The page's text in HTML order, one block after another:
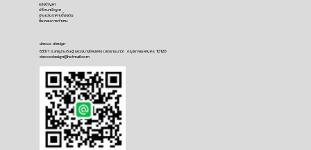
​แจ้งปัญหา
ปรึกษาปัญหา
ประเมินราคาเบื้องต้น
ขั้นตอนการทำงาน
decco design
633/1 ถ.สาธุประดิษฐ์ แขวงบางโพงพาง เขตยานนาวา กรุงเทพมหานคร 10120
deccodesign@hotmail.com